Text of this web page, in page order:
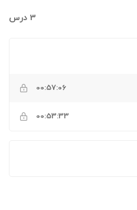
3 درس
00:57:06
00:53:33